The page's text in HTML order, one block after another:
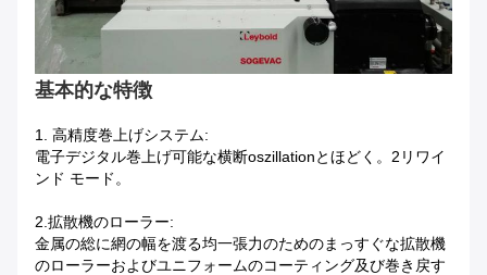
基本的な特徴
1. 高精度巻上げシステム:
電子デジタル巻上げ可能な横断oszillationとほどく。2リワイ
ンド モード。
2.拡散機のローラー:
金属の総に網の幅を渡る均一張力のためのまっすぐな拡散機
のローラーおよびユニフォームのコーティング及び巻き戻す